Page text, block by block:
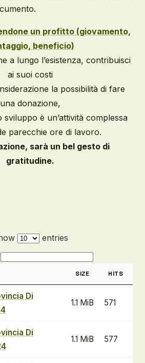
un profitto (giovamento,
beneficio)
a lungo l’esistenza, contribuisci
ai suoi costi
la possibilità di fare
una donazione,
è un’attività complessa
parecchie ore di lavoro.
sarà un bel gesto di
gratitudine.
entries
SIZE HITS
Di
1.1 MiB 571
Di
1.1 MiB 577